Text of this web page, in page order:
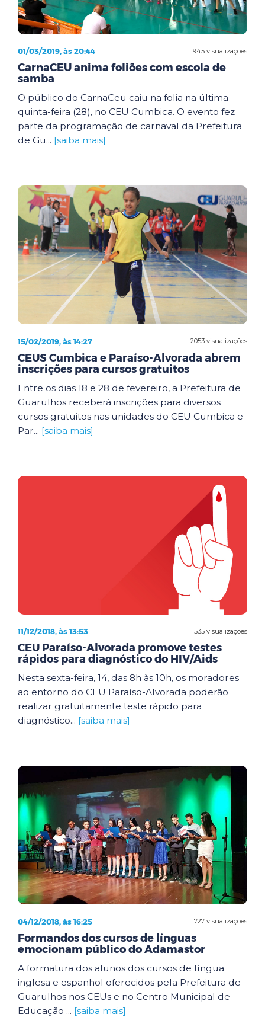
945 visualizações
01/03/2019, às 20:44
CarnaCEU anima foliões com escola de
samba
O público do CarnaCeu caiu na folia na última
quinta-feira (28), no CEU Cumbica. O evento fez
parte da programação de carnaval da Prefeitura
de Gu... [saiba mais]
2053 visualizações
15/02/2019, às 14:27
CEUS Cumbica e Paraíso-Alvorada abrem
inscrições para cursos gratuitos
Entre os dias 18 e 28 de fevereiro, a Prefeitura de
Guarulhos receberá inscrições para diversos
cursos gratuitos nas unidades do CEU Cumbica e
Par... [saiba mais]
1535 visualizações
11/12/2018, às 13:53
CEU Paraíso-Alvorada promove testes
rápidos para diagnóstico do HIV/Aids
Nesta sexta-feira, 14, das 8h às 10h, os moradores
ao entorno do CEU Paraíso-Alvorada poderão
realizar gratuitamente teste rápido para
diagnóstico... [saiba mais]
727 visualizações
04/12/2018, às 16:25
Formandos dos cursos de línguas
emocionam público do Adamastor
A formatura dos alunos dos cursos de língua
inglesa e espanhol oferecidos pela Prefeitura de
Guarulhos nos CEUs e no Centro Municipal de
Educação ... [saiba mais]